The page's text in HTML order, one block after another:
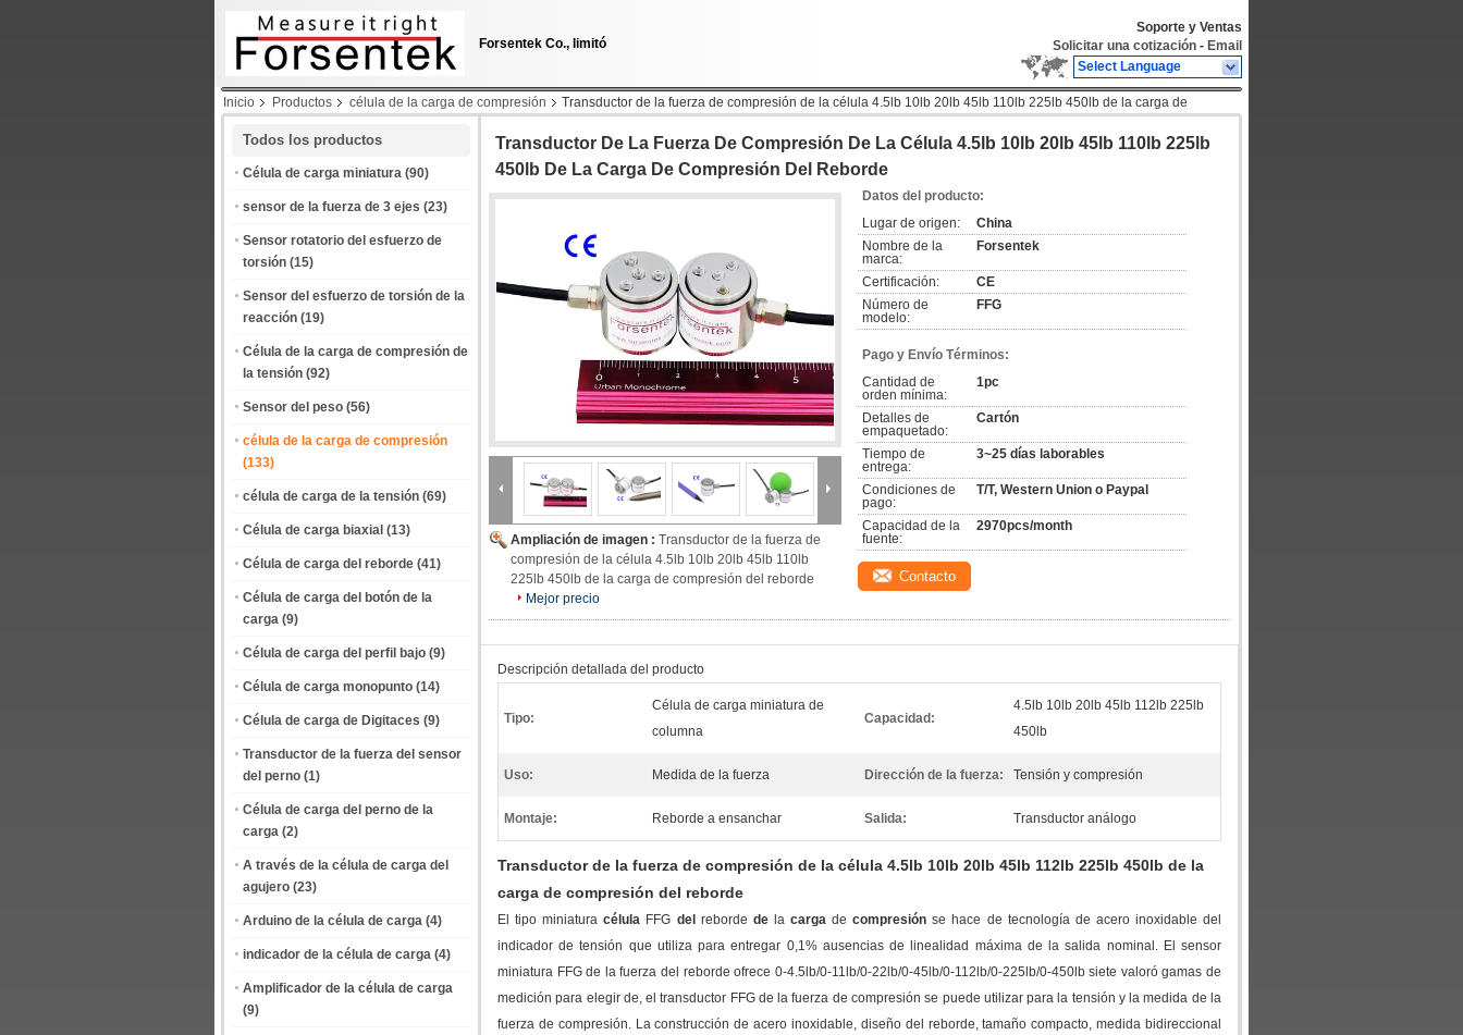
Forsentek Co., limitó
Soporte y Ventas
Solicitar una cotización - Email
Select Language
Inicio Productos célula de la carga de compresión
Transductor de la fuerza de compresión de la célula 4.5lb 10lb 20lb 45lb 110lb 225lb 450lb de la carga de
Todos los productos
Célula de carga miniatura (90)
sensor de la fuerza de 3 ejes (23)
Sensor rotatorio del esfuerzo de
torsión (15)
Sensor del esfuerzo de torsión de la
reacción (19)
Célula de la carga de compresión de
la tensión (92)
Sensor del peso (56)
célula de la carga de compresión
(133)
célula de carga de la tensión (69)
Célula de carga biaxial (13)
Célula de carga del reborde (41)
Célula de carga del botón de la
carga (9)
Célula de carga del perfil bajo (9)
Célula de carga monopunto (14)
Célula de carga de Digitaces (9)
Transductor de la fuerza del sensor
del perno (1)
Célula de carga del perno de la
carga (2)
A través de la célula de carga del
agujero (23)
Arduino de la célula de carga (4)
indicador de la célula de carga (4)
Amplificador de la célula de carga
(9)
Transductor De La Fuerza De Compresión De La Célula 4.5lb 10lb 20lb 45lb 110lb 225lb
450lb De La Carga De Compresión Del Reborde
Ampliación de imagen : Transductor de la fuerza de
compresión de la célula 4.5lb 10lb 20lb 45lb 110lb
225lb 450lb de la carga de compresión del reborde
Mejor precio
Datos del producto:
Lugar de origen:
China
Nombre de la
marca:
Forsentek
Certificación:
CE
Número de
modelo:
FFG
Pago y Envío Términos:
Cantidad de
orden mínima:
1pc
Detalles de
empaquetado:
Cartón
Tiempo de
entrega:
3~25 días laborables
Condiciones de
pago:
T/T, Western Union o Paypal
Capacidad de la
fuente:
2970pcs/month
Contacto
Descripción detallada del producto
Tipo:
Célula de carga miniatura de
columna
Capacidad:
4.5lb 10lb 20lb 45lb 112lb 225lb
450lb
Uso: Medida de la fuerza Dirección de la fuerza: Tensión y compresión
Montaje: Reborde a ensanchar Salida: Transductor análogo
Transductor de la fuerza de compresión de la célula 4.5lb 10lb 20lb 45lb 112lb 225lb 450lb de la
carga de compresión del reborde
El tipo miniaturacélula FFG del reborde dela cargadecompresión se hace de tecnología de acero inoxidable del
indicador de tensión que utiliza para entregar 0,1% ausencias de linealidad máxima de lasalida nominal. El sensor
miniatura FFG de la fuerza del reborde ofrece 0-4.5lb/0-11lb/0-22lb/0-45lb/0-112lb/0-225lb/0-450lb siete valoró gamas de
medición para elegir de, el transductor FFG de la fuerza de compresión se puede utilizar para la tensión y la medida de la
fuerza de compresión. La construcción de acero inoxidable, diseño del reborde, tamaño compacto, medida bidireccional